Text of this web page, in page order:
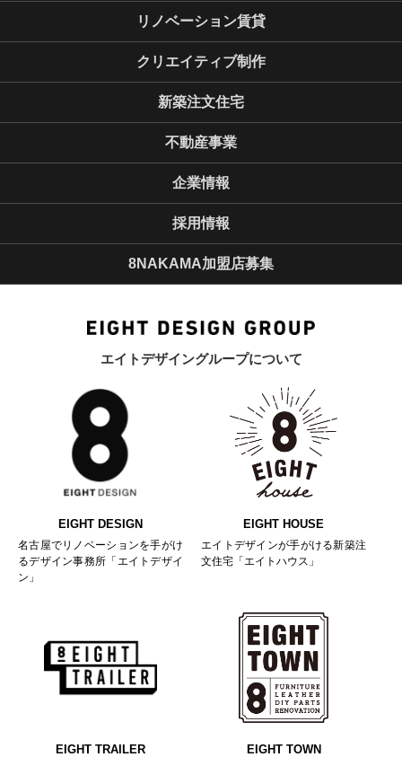
エイトデザイングループについて
EIGHT DESIGN
名古屋でリノベーションを手がけ
るデザイン事務所「エイトデザイ
ン」
EIGHT HOUSE
エイトデザインが手がける新築注
文住宅「エイトハウス」
EIGHT TRAILER EIGHT TOWN
リノベーション賃貸
クリエイティブ制作
新築注文住宅
不動産事業
企業情報
採用情報
8NAKAMA加盟店募集